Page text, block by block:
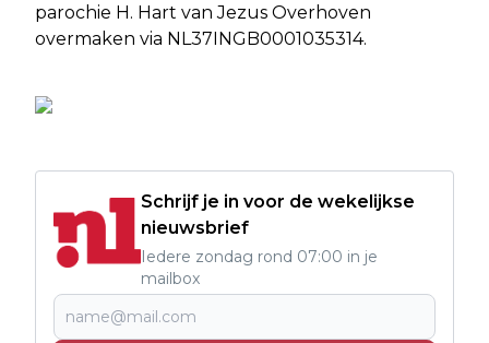
parochie H. Hart van Jezus Overhoven
overmaken via NL37INGB0001035314.
Schrijf je in voor de wekelijkse
nieuwsbrief
Iedere zondag rond 07:00 in je
mailbox